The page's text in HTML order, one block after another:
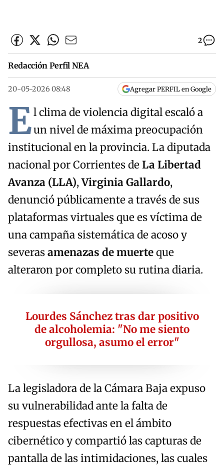
2
Redacción Perfil NEA
20-05-2026 08:48 Agregar PERFIL en Google
El clima de violencia digital escaló a
un nivel de máxima preocupación
institucional en la provincia. La diputada
nacional por Corrientes deLa Libertad
Avanza (LLA),Virginia Gallardo,
denunció públicamente a través de sus
plataformas virtuales que es víctima de
una campaña sistemática de acoso y
severasamenazas de muerteque
alteraron por completo su rutina diaria.
Lourdes Sánchez tras dar positivo
de alcoholemia: "No me siento
orgullosa, asumo el error"
La legisladora de la Cámara Baja expuso
su vulnerabilidad ante la falta de
respuestas efectivas en el ámbito
cibernético y compartió las capturas de
pantalla de las intimidaciones, las cuales